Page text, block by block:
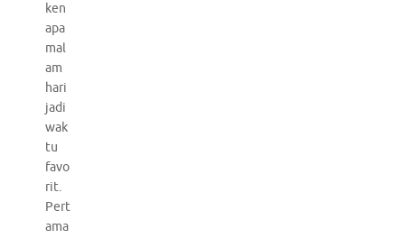
ken
apa
mal
am
hari
jadi
wak
tu
favo
rit.
Pert
ama